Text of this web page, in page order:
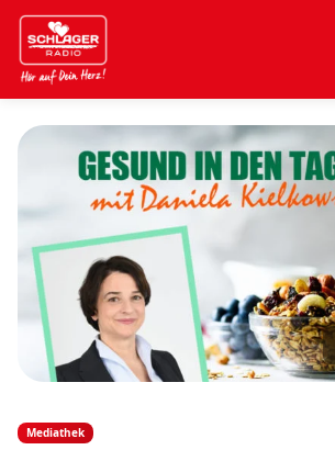
Mediathek